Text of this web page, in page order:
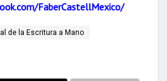
FaberCastellMexico/
de la Escritura a Mano